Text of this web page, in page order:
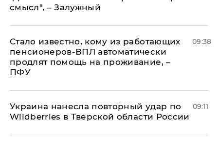
смысл", – Залужный
Стало известно, кому из работающих
пенсионеров-ВПЛ автоматически
продлят помощь на проживание, –
ПФУ
09:38
Украина нанесла повторный удар по
Wildberries в Тверской области России
09:11